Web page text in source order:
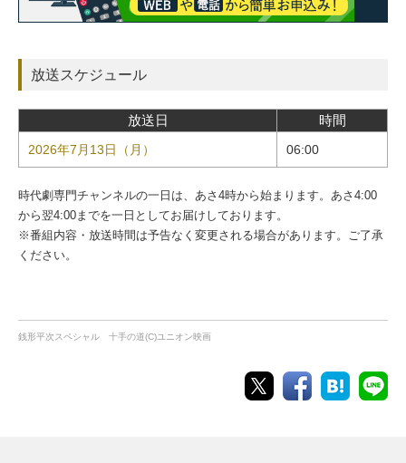
放送スケジュール
放送日 時間
2026年7月13日（月） 06:00
時代劇専門チャンネルの一日は、あさ4時から始まります。あさ4:00
から翌4:00までを一日としてお届けしております。
※番組内容・放送時間は予告なく変更される場合があります。ご了承
ください。
銭形平次スペシャル 十手の道(C)ユニオン映画